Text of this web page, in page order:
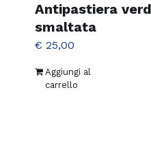
Antipastiera
smaltata
€ 25,00
Aggiungi al
carrello